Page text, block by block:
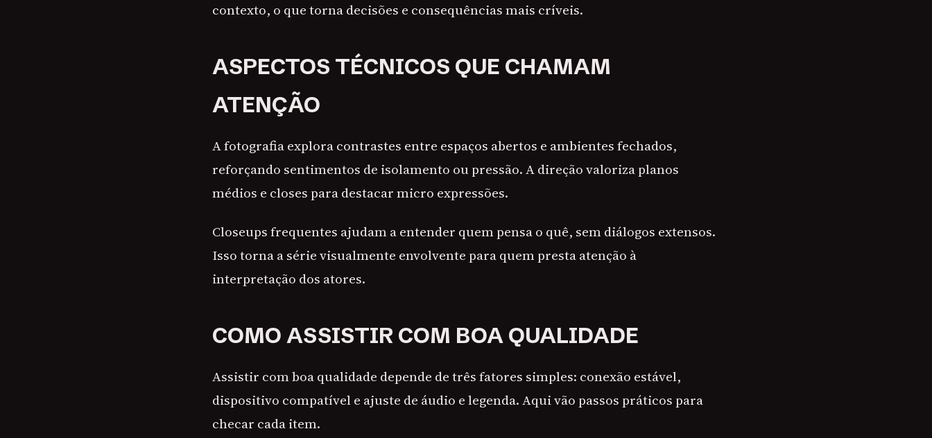
contexto, o que torna decisões e consequências mais críveis.
ASPECTOS TÉCNICOS QUE CHAMAM
ATENÇÃO
A fotografia explora contrastes entre espaços abertos e ambientes fechados,
reforçando sentimentos de isolamento ou pressão. A direção valoriza planos
médios e closes para destacar micro expressões.
Closeups frequentes ajudam a entender quem pensa o quê, sem diálogos extensos.
Isso torna a série visualmente envolvente para quem presta atenção à
interpretação dos atores.
COMO ASSISTIR COM BOA QUALIDADE
Assistir com boa qualidade depende de três fatores simples: conexão estável,
dispositivo compatível e ajuste de áudio e legenda. Aqui vão passos práticos para
checar cada item.